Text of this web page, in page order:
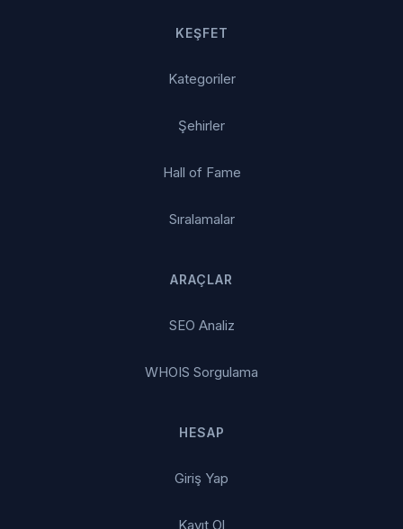
KEŞFET
Kategoriler
Şehirler
Hall of Fame
Sıralamalar
ARAÇLAR
SEO Analiz
WHOIS Sorgulama
HESAP
Giriş Yap
Kayıt Ol